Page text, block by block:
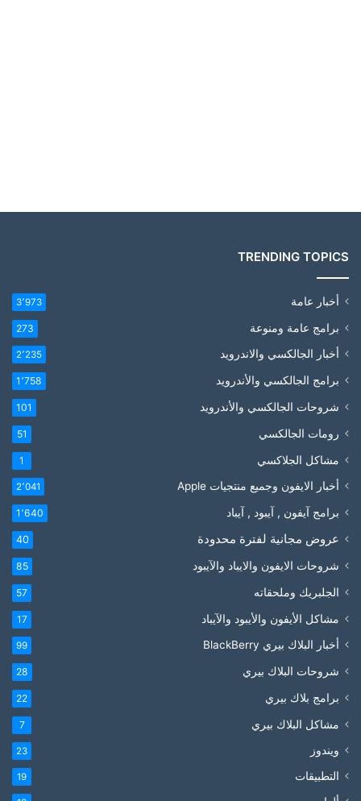
TRENDING TOPICS
أخبار عامة 3٬973
برامج عامة ومنوعة 273
أخبار الجالكسي والاندرويد 2٬235
برامج الجالكسي والأندرويد 1٬758
شروحات الجالكسي والأندرويد 101
رومات الجالكسي 51
مشاكل الجلاكسي 1
أخبار الايفون وجميع منتجيات Apple 2٬041
برامج آيفون , آيبود , آيباد 1٬640
عروض مجانية لفترة محدودة 40
شروحات الايفون والايباد والآيبود 85
الجلبريك وملحقاته 57
مشاكل الأيفون والأيبود والآيباد 17
أخبار البلاك بيري BlackBerry 99
شروحات البلاك بيري 28
برامج بلاك بيري 22
مشاكل البلاك بيري 7
ويندوز 23
التطبيقات 19